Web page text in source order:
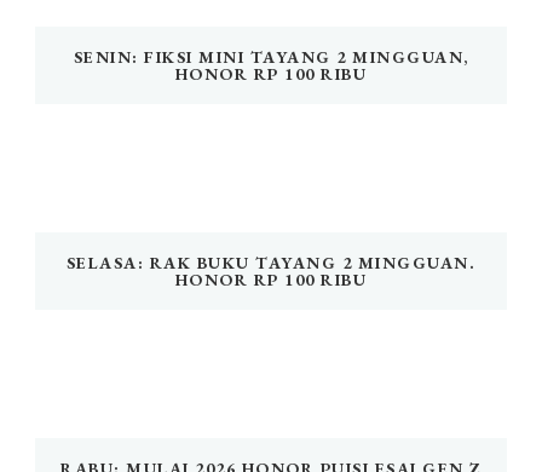
SENIN: FIKSI MINI TAYANG 2 MINGGUAN,
HONOR RP 100 RIBU
SELASA: RAK BUKU TAYANG 2 MINGGUAN.
HONOR RP 100 RIBU